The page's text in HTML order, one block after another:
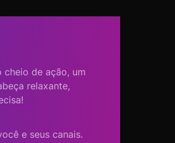
de ação, um
relaxante,
e seus canais.